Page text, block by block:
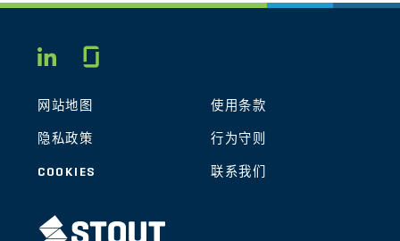
LINKEDIN
网站地图 使用条款
隐私政策 行为守则
COOKIES 联系我们
STOUT LOGO